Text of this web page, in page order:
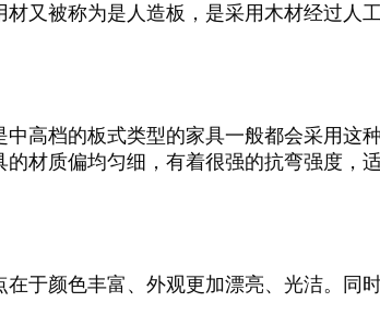
又被称为是人造板，是采用木材经过人
高档的板式类型的家具一般都会采用这种
材质偏均匀细，有着很强的抗弯强度，
于颜色丰富、外观更加漂亮、光洁。同